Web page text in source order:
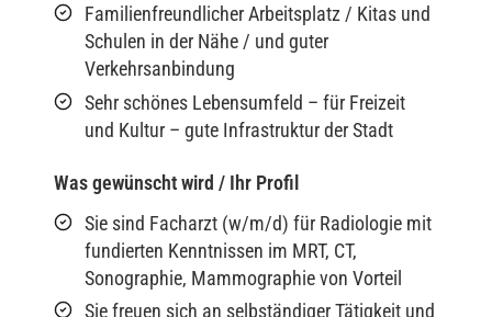
Familienfreundlicher Arbeitsplatz / Kitas und
Schulen in der Nähe / und guter
Verkehrsanbindung
Sehr schönes Lebensumfeld – für Freizeit
und Kultur – gute Infrastruktur der Stadt
Was gewünscht wird / Ihr Profil
Sie sind Facharzt (w/m/d) für Radiologie mit
fundierten Kenntnissen im MRT, CT,
Sonographie, Mammographie von Vorteil
Sie freuen sich an selbständiger Tätigkeit und